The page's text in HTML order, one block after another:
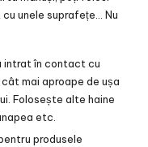
unele suprafețe… Nu
intrat în contact cu
mai aproape de ușa
Folosește alte haine
etc.
produsele